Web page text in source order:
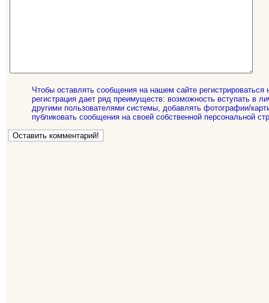
Чтобы оставлять сообщения на нашем сайте регистрироваться
регистрация дает ряд преимуществ: возможность вступать в
другими пользователями системы, добавлять фотографии/
публиковать сообщения на своей собственной персональной